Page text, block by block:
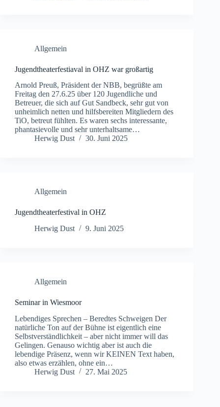
Allgemein
Jugendtheaterfestiaval in OHZ war großartig
Arnold Preuß, Präsident der NBB, begrüßte am
Freitag den 27.6.25 über 120 Jugendliche und
Betreuer, die sich auf Gut Sandbeck, sehr gut von
unheimlich netten und hilfsbereiten Mitgliedern des
TiO, betreut fühlten. Es waren sechs interessante,
phantasievolle und sehr unterhaltsame…
Herwig Dust
30. Juni 2025
Allgemein
Jugendtheaterfestival in OHZ
Herwig Dust
9. Juni 2025
Allgemein
Seminar in Wiesmoor
Lebendiges Sprechen – Beredtes Schweigen Der
natürliche Ton auf der Bühne ist eigentlich eine
Selbstverständlichkeit – aber nicht immer will das
Gelingen. Genauso wichtig aber ist auch die
lebendige Präsenz, wenn wir KEINEN Text haben,
also etwas erzählen, ohne ein…
Herwig Dust
27. Mai 2025